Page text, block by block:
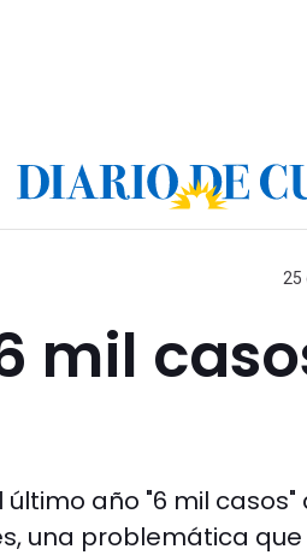
25
mil
año "6 mil casos"
una problemática